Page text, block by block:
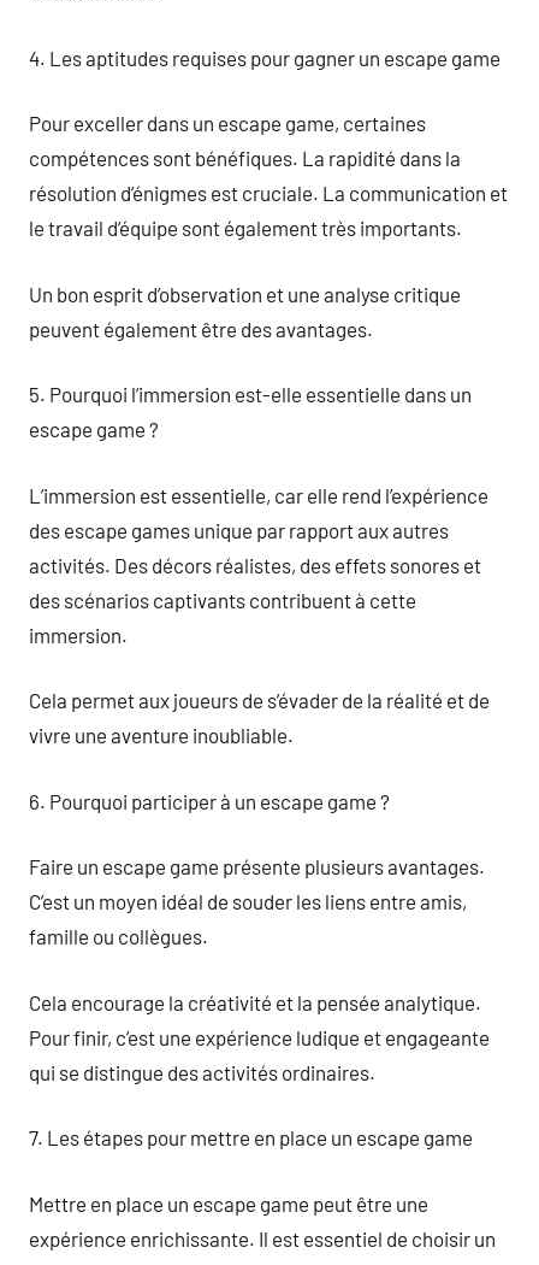
4. Les aptitudes requises pour gagner un escape game
Pour exceller dans un escape game, certaines
compétences sont bénéfiques. La rapidité dans la
résolution d’énigmes est cruciale. La communication et
le travail d’équipe sont également très importants.
Un bon esprit d’observation et une analyse critique
peuvent également être des avantages.
5. Pourquoi l’immersion est-elle essentielle dans un
escape game ?
L’immersion est essentielle, car elle rend l’expérience
des escape games unique par rapport aux autres
activités. Des décors réalistes, des effets sonores et
des scénarios captivants contribuent à cette
immersion.
Cela permet aux joueurs de s’évader de la réalité et de
vivre une aventure inoubliable.
6. Pourquoi participer à un escape game ?
Faire un escape game présente plusieurs avantages.
C’est un moyen idéal de souder les liens entre amis,
famille ou collègues.
Cela encourage la créativité et la pensée analytique.
Pour finir, c’est une expérience ludique et engageante
qui se distingue des activités ordinaires.
7. Les étapes pour mettre en place un escape game
Mettre en place un escape game peut être une
expérience enrichissante. Il est essentiel de choisir un